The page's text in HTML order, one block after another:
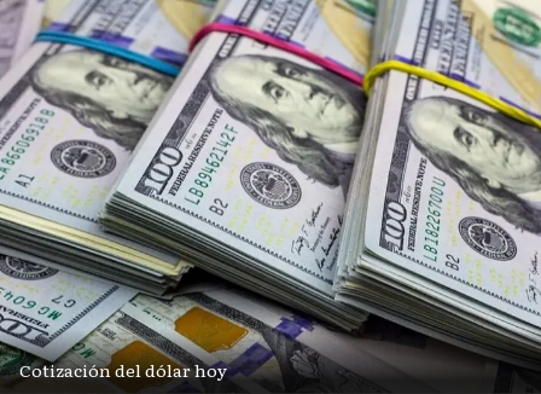
Cotización del dólar hoy